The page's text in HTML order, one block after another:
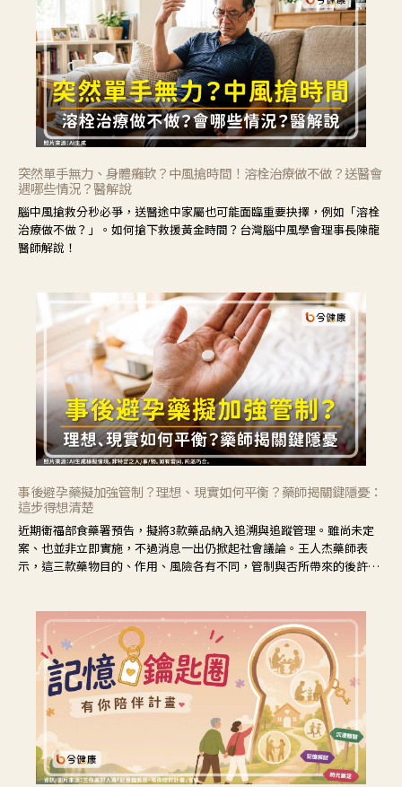
突然單手無力、身體癱軟？中風搶時間！溶栓治療做不做？送醫會
遇哪些情況？醫解說
腦中風搶救分秒必爭，送醫途中家屬也可能面臨重要抉擇，例如「溶栓
治療做不做？」。如何搶下救援黃金時間？台灣腦中風學會理事長陳龍
醫師解說！
事後避孕藥擬加強管制？理想、現實如何平衡？藥師揭關鍵隱憂：
這步得想清楚
近期衛福部食藥署預告，擬將3款藥品納入追溯與追蹤管理。雖尚未定
案、也並非立即實施，不過消息一出仍掀起社會議論。王人杰藥師表
示，這三款藥物目的、作用、風險各有不同，管制與否所帶來的後許影